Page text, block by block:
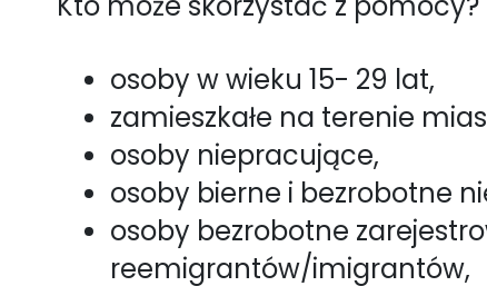
osoby w wieku 15- 29 lat,
zamieszkałe na terenie
osoby niepracujące,
osoby bierne i bezrobotne
osoby bezrobotne
reemigrantów/imigrantów,